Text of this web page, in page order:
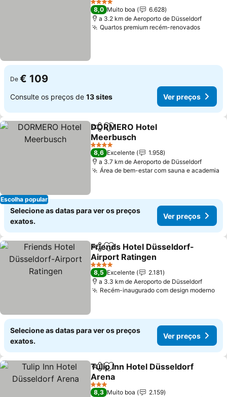
4 Estrelas
8,0 Muito boa
6.628
a 3.2 km de Aeroporto de Düsseldorf
Quartos premium recém-renovadosVer
De € 109
Consulte os preços de 13 sites Ver preços
Escolha popular
PartilharAdicionar aos favoritos
DORMERO Hotel
Meerbusch
Ver preços
4 Estrelas
8,6 Excelente
1.958
a 3.7 km de Aeroporto de Düsseldorf
Área de bem-estar com sauna e academia
Selecione as datas para ver os preços
exatos.
Ver preços
PartilharAdicionar aos favoritos
Friends Hotel Düsseldorf-
Airport Ratingen
Ver preços
4 Estrelas
8,5 Excelente
2.181
a 3.3 km de Aeroporto de Düsseldorf
Recém-inaugurado com design moderno
Selecione as datas para ver os preços
exatos.
Ver preços
PartilharAdicionar aos favoritos
Tulip Inn Hotel Düsseldorf
Arena
Ver preços
3 Estrelas
8,3 Muito boa
2.159